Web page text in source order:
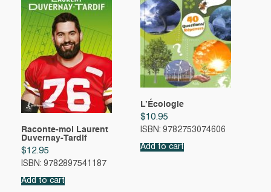
Raconte-moi Laurent
Duvernay-Tardif
$12.95
ISBN: 9782897541187
Add to cart
L’Écologie
$10.95
ISBN: 9782753074606
Add to cart